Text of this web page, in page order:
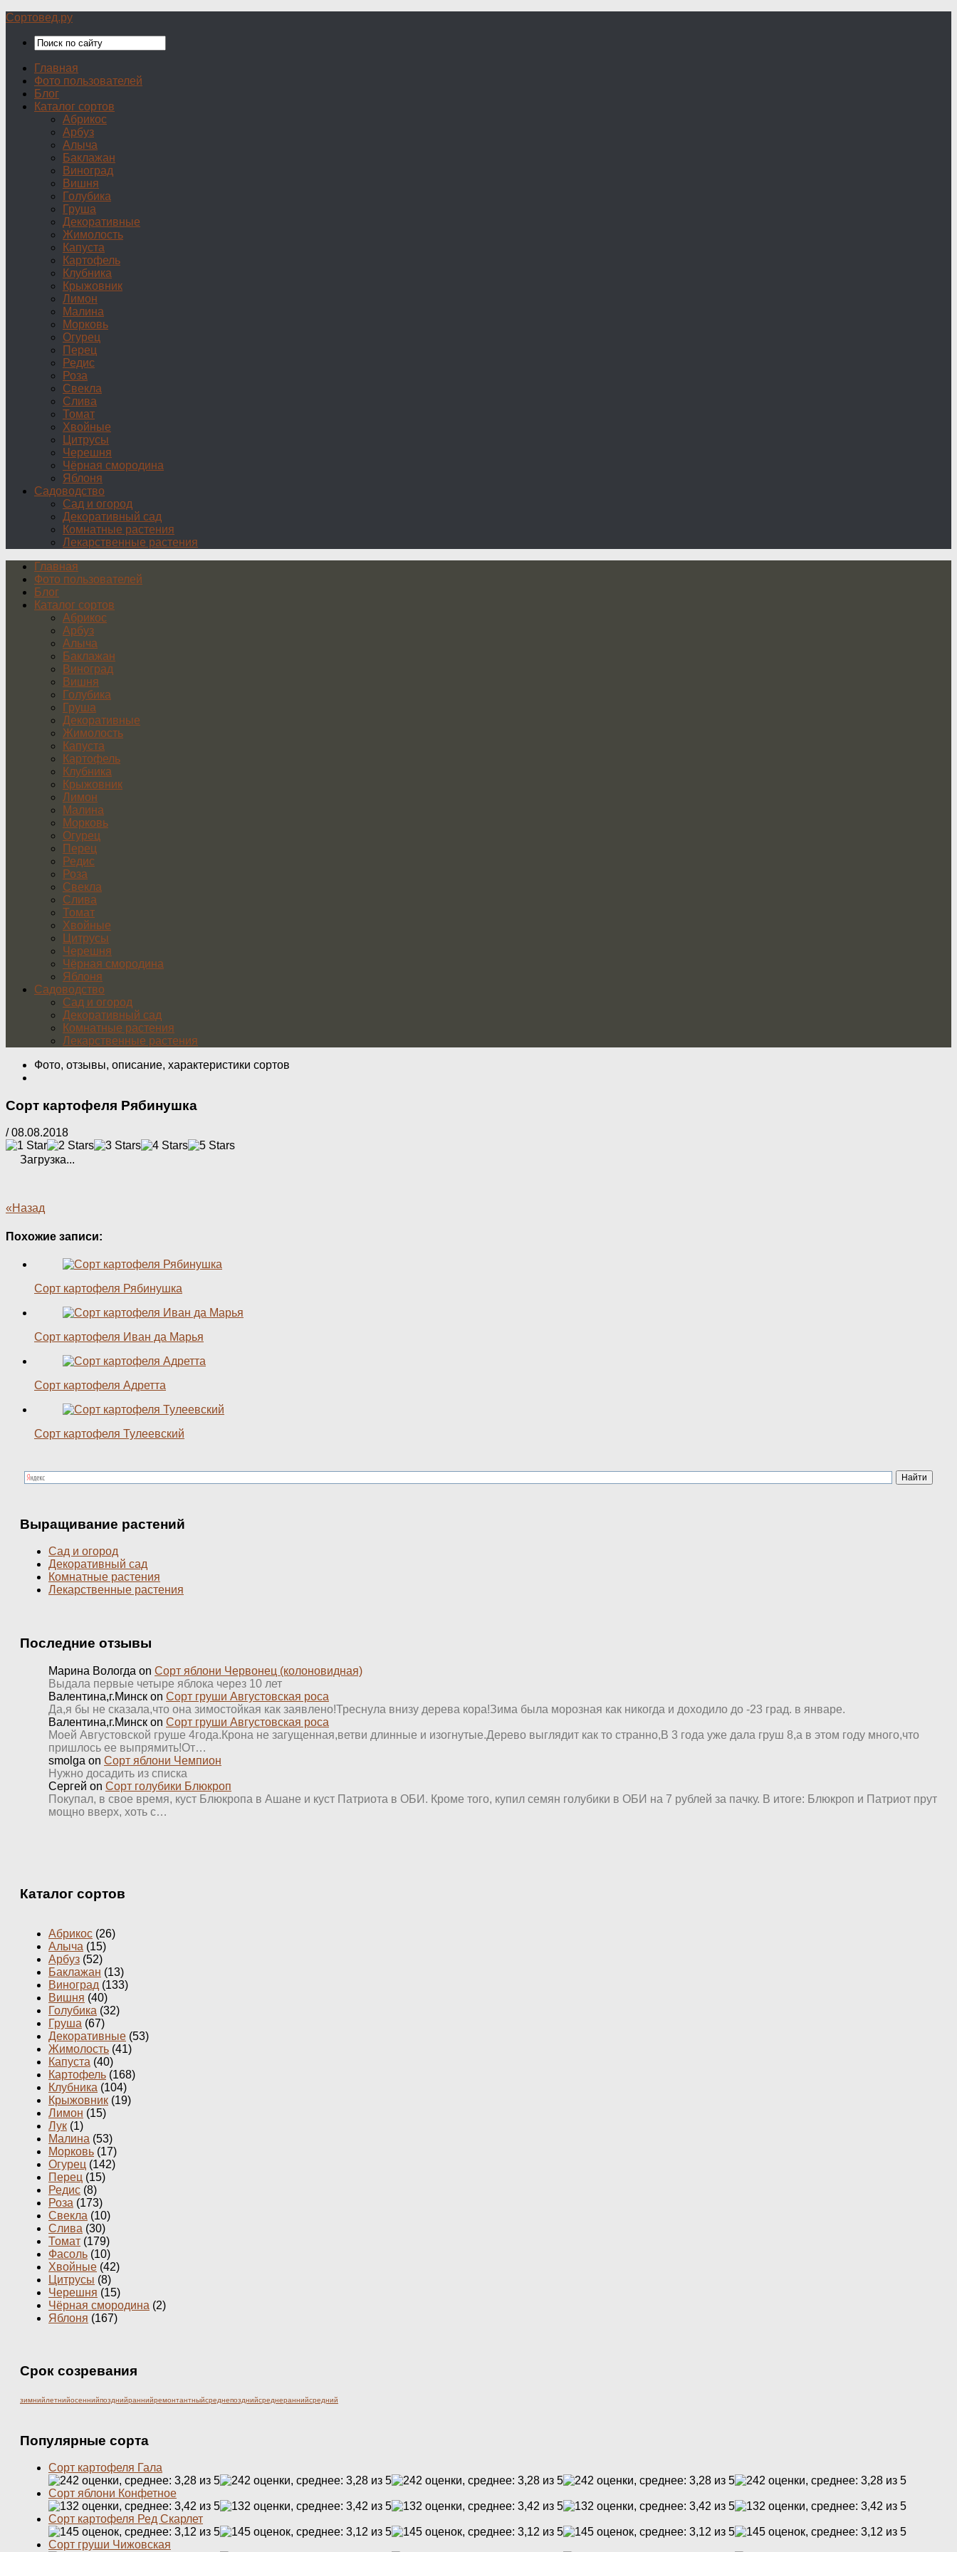
Сортовед.ру
Главная
Фото пользователей
Блог
Каталог сортов
Абрикос
Арбуз
Алыча
Баклажан
Виноград
Вишня
Голубика
Груша
Декоративные
Жимолость
Капуста
Картофель
Клубника
Крыжовник
Лимон
Малина
Морковь
Огурец
Перец
Редис
Роза
Свекла
Слива
Томат
Хвойные
Цитрусы
Черешня
Чёрная смородина
Яблоня
Садоводство
Сад и огород
Декоративный сад
Комнатные растения
Лекарственные растения
Главная
Фото пользователей
Блог
Каталог сортов
Абрикос
Арбуз
Алыча
Баклажан
Виноград
Вишня
Голубика
Груша
Декоративные
Жимолость
Капуста
Картофель
Клубника
Крыжовник
Лимон
Малина
Морковь
Огурец
Перец
Редис
Роза
Свекла
Слива
Томат
Хвойные
Цитрусы
Черешня
Чёрная смородина
Яблоня
Садоводство
Сад и огород
Декоративный сад
Комнатные растения
Лекарственные растения
Фото, отзывы, описание, характеристики сортов
Сорт картофеля Рябинушка
/08.08.2018
Загрузка...
«Назад
Похожие записи:
Сорт картофеля Рябинушка
Сорт картофеля Иван да Марья
Сорт картофеля Адретта
Сорт картофеля Тулеевский
Выращивание растений
Сад и огород
Декоративный сад
Комнатные растения
Лекарственные растения
Последние отзывы
Марина Вологда on Сорт яблони Червонец (колоновидная)
Выдала первые четыре яблока через 10 лет
Валентина,г.Минск on Сорт груши Августовская роса
Да,я бы не сказала,что она зимостойкая как заявлено!Треснула внизу дерева кора!Зима была морозная как никогда и доходило до -23 град. в январе.
Валентина,г.Минск on Сорт груши Августовская роса
Моей Августовской груше 4года.Крона не загущенная,ветви длинные и изогнутые.Дерево выглядит как то странно,В 3 года уже дала груш 8,а в этом году много,что
пришлось ее выпрямить!От…
smolga on Сорт яблони Чемпион
Нужно досадить из списка
Сергей on Сорт голубики Блюкроп
Покупал, в свое время, куст Блюкропа в Ашане и куст Патриота в ОБИ. Кроме того, купил семян голубики в ОБИ на 7 рублей за пачку. В итоге: Блюкроп и Патриот прут
мощно вверх, хоть с…
Каталог сортов
Абрикос (26)
Алыча (15)
Арбуз (52)
Баклажан (13)
Виноград (133)
Вишня (40)
Голубика (32)
Груша (67)
Декоративные (53)
Жимолость (41)
Капуста (40)
Картофель (168)
Клубника (104)
Крыжовник (19)
Лимон (15)
Лук (1)
Малина (53)
Морковь (17)
Огурец (142)
Перец (15)
Редис (8)
Роза (173)
Свекла (10)
Слива (30)
Томат (179)
Фасоль (10)
Хвойные (42)
Цитрусы (8)
Черешня (15)
Чёрная смородина (2)
Яблоня (167)
Срок созревания
зимнийлетнийосеннийпозднийраннийремонтантныйсреднепозднийсреднераннийсредний
Популярные сорта
Сорт картофеля Гала
Сорт яблони Конфетное
Сорт картофеля Ред Скарлет
Сорт груши Чижовская